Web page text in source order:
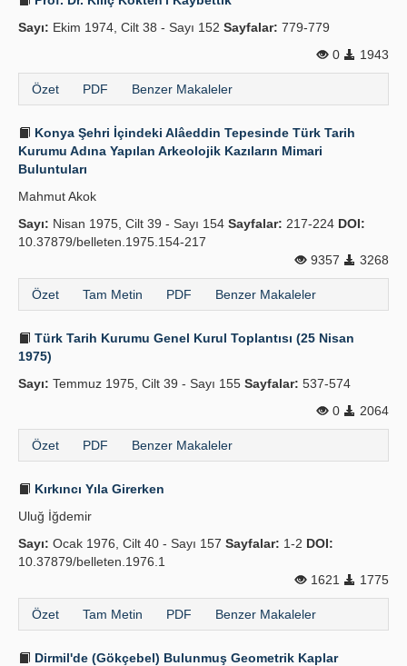
Sayı: Ekim 1974, Cilt 38 - Sayı 152 Sayfalar: 779-779
0
1943
Özet PDF Benzer Makaleler
Konya Şehri İçindeki Alâeddin Tepesinde Türk Tarih
Kurumu Adına Yapılan Arkeolojik Kazıların Mimari
Buluntuları
Mahmut Akok
Sayı: Nisan 1975, Cilt 39 - Sayı 154 Sayfalar: 217-224 DOI:
10.37879/belleten.1975.154-217
9357
3268
Özet Tam Metin PDF Benzer Makaleler
Türk Tarih Kurumu Genel Kurul Toplantısı (25 Nisan
1975)
Sayı: Temmuz 1975, Cilt 39 - Sayı 155 Sayfalar: 537-574
0
2064
Özet PDF Benzer Makaleler
Kırkıncı Yıla Girerken
Uluğ İğdemir
Sayı: Ocak 1976, Cilt 40 - Sayı 157 Sayfalar: 1-2 DOI:
10.37879/belleten.1976.1
1621
1775
Özet Tam Metin PDF Benzer Makaleler
Dirmil'de (Gökçebel) Bulunmuş Geometrik Kaplar